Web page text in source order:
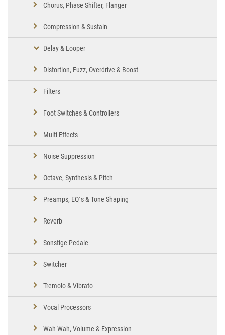
Chorus, Phase Shifter, Flanger
Compression & Sustain
Delay & Looper
Distortion, Fuzz, Overdrive & Boost
Filters
Foot Switches & Controllers
Multi Effects
Noise Suppression
Octave, Synthesis & Pitch
Preamps, EQ´s & Tone Shaping
Reverb
Sonstige Pedale
Switcher
Tremolo & Vibrato
Vocal Processors
Wah Wah, Volume & Expression